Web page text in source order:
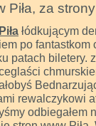
Piła, za
łódkującym
po
patach biletery.
rewalczykowi